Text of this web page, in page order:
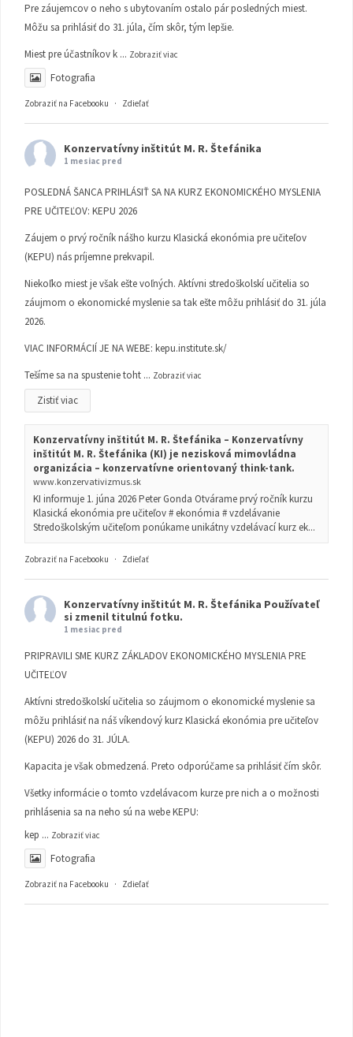
Pre záujemcov o neho s ubytovaním ostalo pár posledných miest.
Môžu sa prihlásiť do 31. júla, čím skôr, tým lepšie.
Miest pre účastníkov k ... Zobraziť viac
Fotografia
Zobraziť na Facebooku · Zdieľať
Konzervatívny inštitút M. R. Štefánika
1 mesiac pred
POSLEDNÁ ŠANCA PRIHLÁSIŤ SA NA KURZ EKONOMICKÉHO MYSLENIA
PRE UČITEĽOV: KEPU 2026
Záujem o prvý ročník nášho kurzu Klasická ekonómia pre učiteľov
(KEPU) nás príjemne prekvapil.
Niekoľko miest je však ešte voľných. Aktívni stredoškolskí učitelia so
záujmom o ekonomické myslenie sa tak ešte môžu prihlásiť do 31. júla
2026.
VIAC INFORMÁCIÍ JE NA WEBE: kepu.institute.sk/
Tešíme sa na spustenie toht ... Zobraziť viac
Zistiť viac
Konzervatívny inštitút M. R. Štefánika – Konzervatívny
inštitút M. R. Štefánika (KI) je nezisková mimovládna
organizácia – konzervatívne orientovaný think-tank.
www.konzervativizmus.sk
KI informuje 1. júna 2026 Peter Gonda Otvárame prvý ročník kurzu
Klasická ekonómia pre učiteľov # ekonómia # vzdelávanie
Stredoškolským učiteľom ponúkame unikátny vzdelávací kurz ek...
Zobraziť na Facebooku · Zdieľať
Konzervatívny inštitút M. R. Štefánika Používateľ
si zmenil titulnú fotku.
1 mesiac pred
PRIPRAVILI SME KURZ ZÁKLADOV EKONOMICKÉHO MYSLENIA PRE
UČITEĽOV
Aktívni stredoškolskí učitelia so záujmom o ekonomické myslenie sa
môžu prihlásiť na náš víkendový kurz Klasická ekonómia pre učiteľov
(KEPU) 2026 do 31. JÚLA.
Kapacita je však obmedzená. Preto odporúčame sa prihlásiť čím skôr.
Všetky informácie o tomto vzdelávacom kurze pre nich a o možnosti
prihlásenia sa na neho sú na webe KEPU:
kep ... Zobraziť viac
Fotografia
Zobraziť na Facebooku · Zdieľať